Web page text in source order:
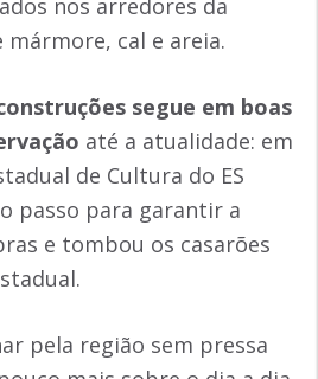
nos arredores da
mármore, cal e areia.
segue em boas
até a atualidade: em
de Cultura do ES
passo para garantir a
e tombou os casarões
pela região sem pressa